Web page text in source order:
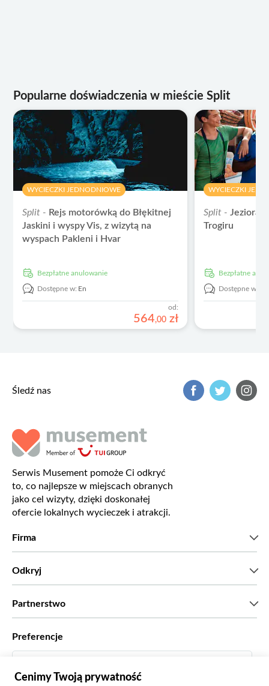
Popularne doświadczenia w mieście Split
WYCIECZKI JEDNODNIOWE
Split - Rejs motorówką do Błękitnej
Jaskini i wyspy Vis, z wizytą na
wyspach Pakleni i Hvar
Bezpłatne anulowanie
Dostępne w: En
od:
564,00 zł
WYCIECZKI
Split -Jeziora
Trogiru
Bezpłatne
Dostępne w:
Śledź nas
Serwis Musement pomoże Ci odkryć
to, co najlepsze w miejscach obranych
jako cel wizyty, dzięki doskonałej
ofercie lokalnych wycieczek i atrakcji.
Firma
Odkryj
Partnerstwo
Biura podróży
Preferencje